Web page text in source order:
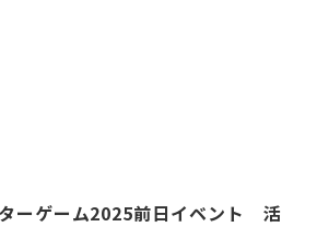
ーゲーム2025前日イベント 活